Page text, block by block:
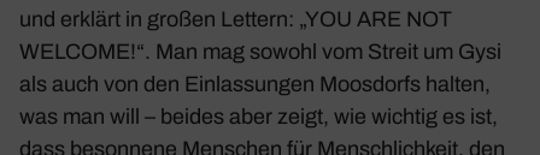
und erklärt in großen Lettern: „YOU ARE NOT
WELCOME!“. Man mag sowohl vom Streit um Gysi
als auch von den Einlas­sungen Moos­dorfs halten,
was man will – beides aber zeigt, wie wichtig es ist,
dass beson­nene Menschen für Mensch­lich­keit, den